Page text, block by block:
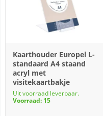
Kaarthouder Europel L-
standaard A4 staand
acryl met
visitekaartbakje
Uit voorraad leverbaar.
Voorraad: 15